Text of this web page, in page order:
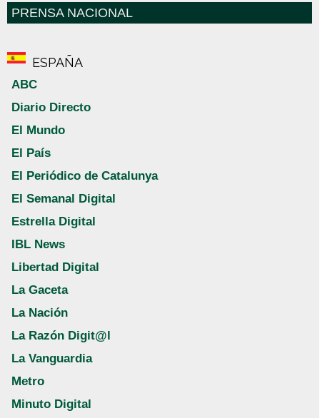
PRENSA NACIONAL
ESPAÑA
ABC
Diario Directo
El Mundo
El País
El Periódico de Catalunya
El Semanal Digital
Estrella Digital
IBL News
Libertad Digital
La Gaceta
La Nación
La Razón Digit@l
La Vanguardia
Metro
Minuto Digital